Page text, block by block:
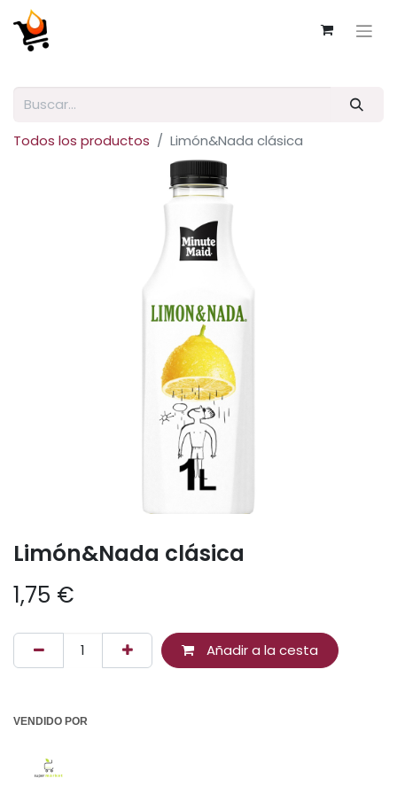
Todos los productos Limón&Nada clásica
Limón&Nada clásica
1,75 €
Añadir a la cesta
VENDIDO POR